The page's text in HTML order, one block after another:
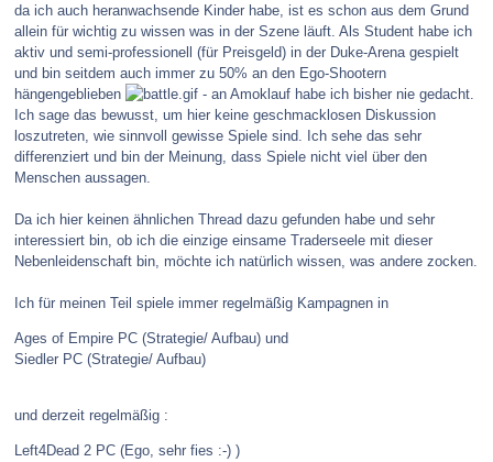
da ich auch heranwachsende Kinder habe, ist es schon aus dem Grund
allein für wichtig zu wissen was in der Szene läuft. Als Student habe ich
aktiv und semi-professionell (für Preisgeld) in der Duke-Arena gespielt
und bin seitdem auch immer zu 50% an den Ego-Shootern
hängengeblieben
- an Amoklauf habe ich bisher nie gedacht.
Ich sage das bewusst, um hier keine geschmacklosen Diskussion
loszutreten, wie sinnvoll gewisse Spiele sind. Ich sehe das sehr
differenziert und bin der Meinung, dass Spiele nicht viel über den
Menschen aussagen.
Da ich hier keinen ähnlichen Thread dazu gefunden habe und sehr
interessiert bin, ob ich die einzige einsame Traderseele mit dieser
Nebenleidenschaft bin, möchte ich natürlich wissen, was andere zocken.
Ich für meinen Teil spiele immer regelmäßig Kampagnen in
Ages of Empire PC (Strategie/ Aufbau) und
Siedler PC (Strategie/ Aufbau)
und derzeit regelmäßig :
Left4Dead 2 PC (Ego, sehr fies :-) )